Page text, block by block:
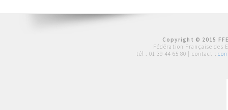
Copyright © 2015
Fédération Française des
tél : 01 39 44 65 80 | contact :